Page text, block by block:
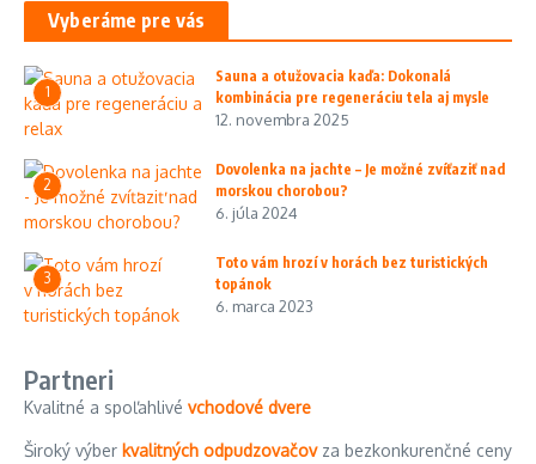
Vyberáme pre vás
1
Sauna a otužovacia kaďa: Dokonalá
kombinácia pre regeneráciu tela aj mysle
12. novembra 2025
2
Dovolenka na jachte – Je možné zvíťaziť nad
morskou chorobou?
6. júla 2024
3
Toto vám hrozí v horách bez turistických
topánok
6. marca 2023
Partneri
Kvalitné a spoľahlivé vchodové dvere
Široký výber kvalitných odpudzovačovza bezkonkurenčné ceny